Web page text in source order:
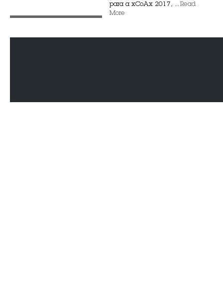
para a xCoAx 2017, ... Read
More